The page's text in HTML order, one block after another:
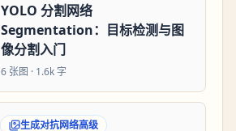
YOLO 分割网络
Segmentation：目标检测与图
像分割入门
6 张图 · 1.6k 字
生成对抗网络高级